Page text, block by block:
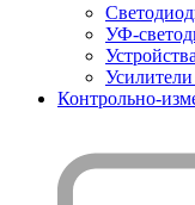
УФ-
Контрольно-